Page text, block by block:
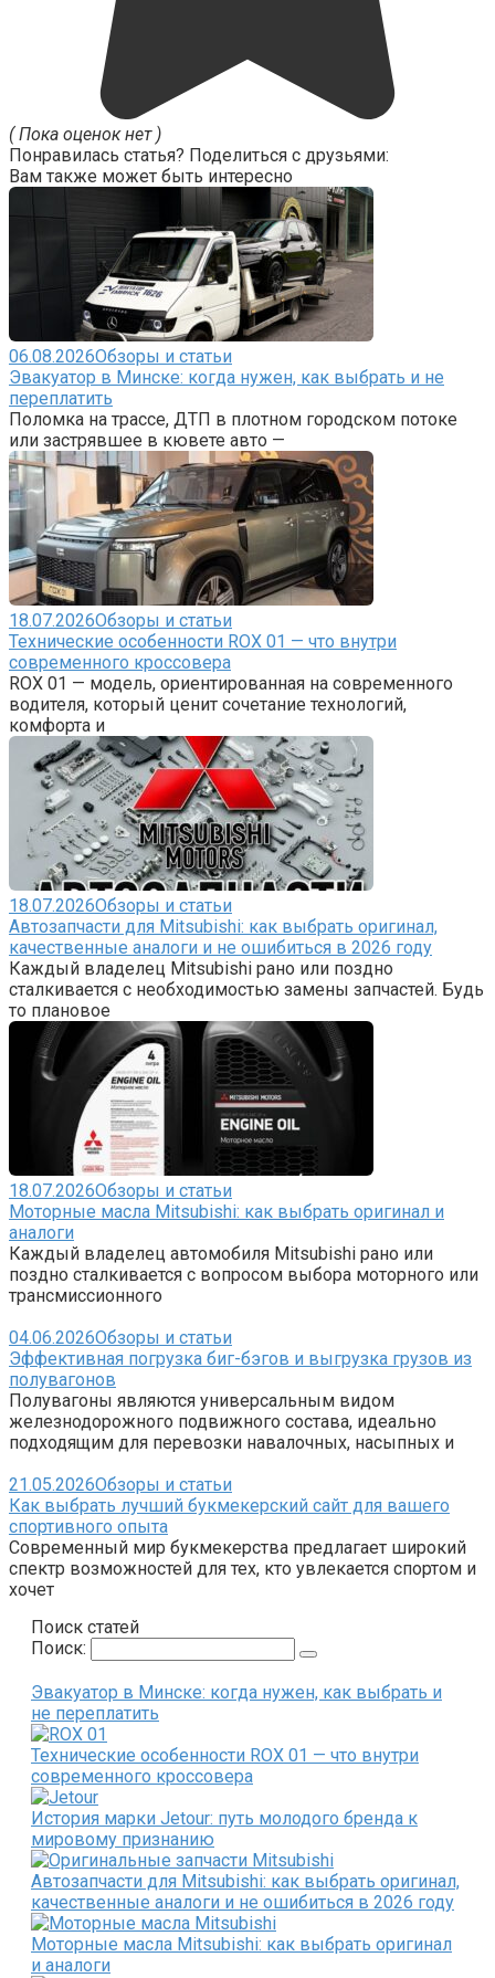
( Пока оценок нет )
Понравилась статья? Поделиться с друзьями:
Вам также может быть интересно
06.08.2026Обзоры и статьи
Эвакуатор в Минске: когда нужен, как выбрать и не
переплатить
Поломка на трассе, ДТП в плотном городском потоке
или застрявшее в кювете авто —
18.07.2026Обзоры и статьи
Технические особенности ROX 01 — что внутри
современного кроссовера
ROX 01 — модель, ориентированная на современного
водителя, который ценит сочетание технологий,
комфорта и
18.07.2026Обзоры и статьи
Автозапчасти для Mitsubishi: как выбрать оригинал,
качественные аналоги и не ошибиться в 2026 году
Каждый владелец Mitsubishi рано или поздно
сталкивается с необходимостью замены запчастей. Будь
то плановое
18.07.2026Обзоры и статьи
Моторные масла Mitsubishi: как выбрать оригинал и
аналоги
Каждый владелец автомобиля Mitsubishi рано или
поздно сталкивается с вопросом выбора моторного или
трансмиссионного
04.06.2026Обзоры и статьи
Эффективная погрузка биг-бэгов и выгрузка грузов из
полувагонов
Полувагоны являются универсальным видом
железнодорожного подвижного состава, идеально
подходящим для перевозки навалочных, насыпных и
21.05.2026Обзоры и статьи
Как выбрать лучший букмекерский сайт для вашего
спортивного опыта
Современный мир букмекерства предлагает широкий
спектр возможностей для тех, кто увлекается спортом и
хочет
Поиск статей
Поиск:
Эвакуатор в Минске: когда нужен, как выбрать и
не переплатить
Технические особенности ROX 01 — что внутри
современного кроссовера
История марки Jetour: путь молодого бренда к
мировому признанию
Автозапчасти для Mitsubishi: как выбрать оригинал,
качественные аналоги и не ошибиться в 2026 году
Моторные масла Mitsubishi: как выбрать оригинал
и аналоги